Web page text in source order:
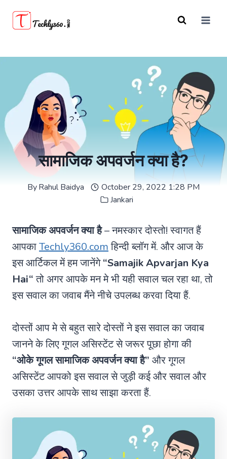
सामाजिक अपवर्जन क्या है?
ByRahul Baidya
October 29, 2022 1:28 PM
Jankari
सामाजिक अपवर्जन क्या है– नमस्कार दोस्तो! स्वागत हैं
आपकाTechly360.comहिन्दी ब्लॉग में. और आज के
इस आर्टिकल में हम जानेंगे“Samajik Apvarjan Kya
Hai“तो अगर आपके मन मे भी यही सवाल चल रहा था, तो
इस सवाल का जवाब मैंने नीचे उपलब्ध करवा दिया हैं.
दोस्तों आप मे से बहुत सारे दोस्तों ने इस सवाल का जवाब
जानने के लिए गूगल असिस्टेंट से जरूर पूछा होगा की
“ओके गूगल सामाजिक अपवर्जन क्या है” और गूगल
असिस्टेंट आपको इस सवाल से जुड़ी कई और सवाल और
उसका उत्तर आपके साथ साझा करता हैं.